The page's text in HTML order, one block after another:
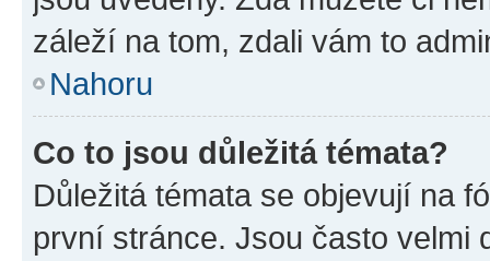
záleží na tom, zdali vám to
Nahoru
Co to jsou důležitá témata?
Důležitá témata se objevují na
první stránce. Jsou často velmi